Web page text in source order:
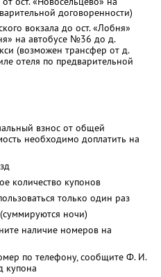
договоренности)
вокзала до ост. «Лобня»
на автобусе №36 до д.
(возможен трансфер от д.
отеля по предварительной
взнос от общей
необходимо доплатить на
количество купонов
только один раз
ночи)
наличие номеров на
по телефону, сообщите Ф. И.
купона